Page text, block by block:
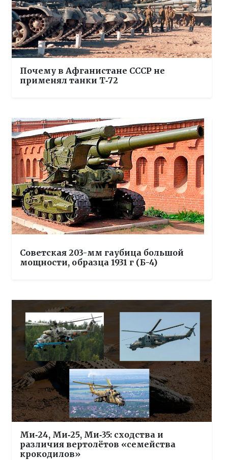
Почему в Афганистане СССР не
применял танки Т‑72
Советская 203-мм гаубица большой
мощности, образца 1931 г (Б-4)
Ми‑24, Ми‑25, Ми‑35: сходства и
различия вертолётов «семейства
крокодилов»